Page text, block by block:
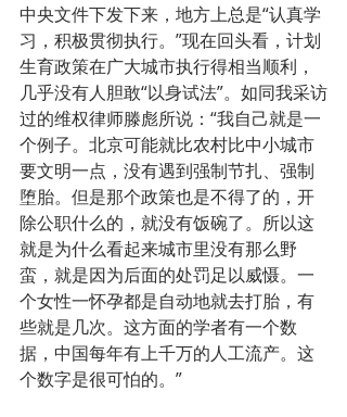
中央文件下发下来，地方上总是“认真学
习，积极贯彻执行。”现在回头看，计划
生育政策在广大城市执行得相当顺利，
几乎没有人胆敢“以身试法”。如同我采访
过的维权律师滕彪所说：“我自己就是一
个例子。北京可能就比农村比中小城市
要文明一点，没有遇到强制节扎、强制
堕胎。但是那个政策也是不得了的，开
除公职什么的，就没有饭碗了。所以这
就是为什么看起来城市里没有那么野
蛮，就是因为后面的处罚足以威慑。一
个女性一怀孕都是自动地就去打胎，有
些就是几次。这方面的学者有一个数
据，中国每年有上千万的人工流产。这
个数字是很可怕的。”